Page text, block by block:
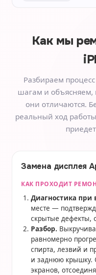
Как мы
Разбираем
шагам и объясняем,
они отличаются.
реальный ход
Замена дисплея
КАК ПРОХОДИТ
Диагностика при
месте —
скрытые дефекты,
Разбор.
равномерно
спирта, лезвий и
и заднюю крышку.
экранов,